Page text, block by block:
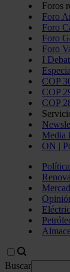
Foros
Foro
Foro
Foro
Foro
I
COP
COP
COP
Media
ON |
Buscar